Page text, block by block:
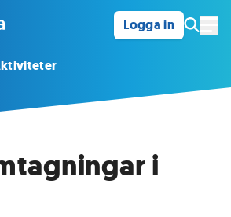
Logga in
i